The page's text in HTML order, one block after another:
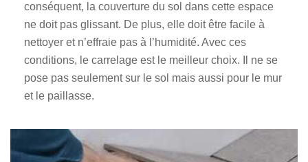
conséquent, la couverture du sol dans cette espace
ne doit pas glissant. De plus, elle doit être facile à
nettoyer et n’effraie pas à l’humidité. Avec ces
conditions, le carrelage est le meilleur choix. Il ne se
pose pas seulement sur le sol mais aussi pour le mur
et le paillasse.